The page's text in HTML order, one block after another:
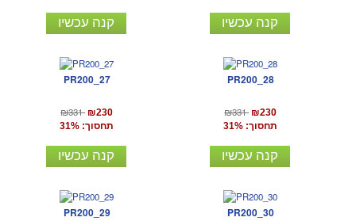
קנה עכשיו קנה עכשיו
PR200_27
₪331 ₪230
תחסוך: 31%
קנה עכשיו
PR200_28
₪331 ₪230
תחסוך: 31%
קנה עכשיו
PR200_29 PR200_30